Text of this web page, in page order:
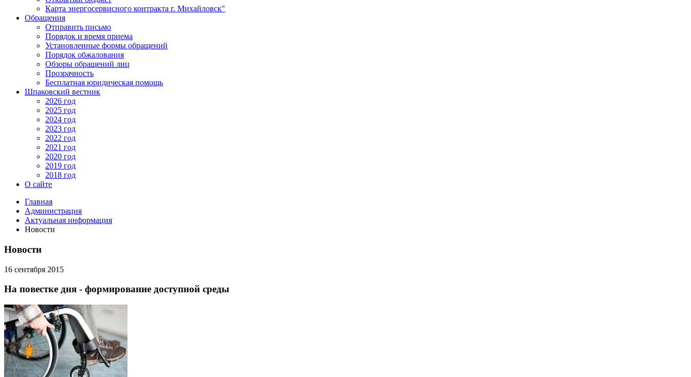
Карта энергосервисного контракта г. Михайловск"
Обращения
Отправить письмо
Порядок и время приема
Установленные формы обращений
Порядок обжалования
Обзоры обращений лиц
Прозрачность
Бесплатная юридическая помощь
Шпаковский вестник
2026 год
2025 год
2024 год
2023 год
2022 год
2021 год
2020 год
2019 год
2018 год
О сайте
Главная
Администрация
Актуальная информация
Новости
Новости
16 сентября 2015
На повестке дня - формирование доступной среды